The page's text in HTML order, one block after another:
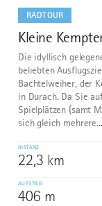
RADTOUR
7
Kleine
Die idyllisch
beliebten
Bachtelweiher, der
in Durach. Da Sie
Spielplätzen (samt
sich gleich mehrere...
DISTANZ
22,3 km
AUFSTIEG
406 m
dazu